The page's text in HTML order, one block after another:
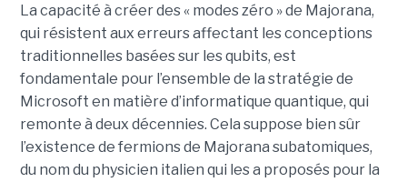
La capacité à créer des « modes zéro » de Majorana,
qui résistent aux erreurs affectant les conceptions
traditionnelles basées sur les qubits, est
fondamentale pour l’ensemble de la stratégie de
Microsoft en matière d’informatique quantique, qui
remonte à deux décennies. Cela suppose bien sûr
l’existence de fermions de Majorana subatomiques,
du nom du physicien italien qui les a proposés pour la